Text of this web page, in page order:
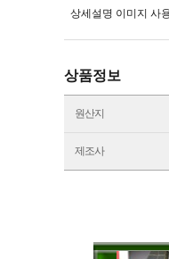
상세설명 이미지 사
상품정보
원산지
제조사